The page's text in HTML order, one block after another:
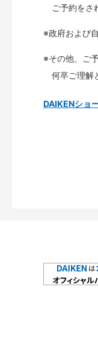
ご予約をさ
※政府および
※その他、ご
何卒ご理解
DAIKENショ